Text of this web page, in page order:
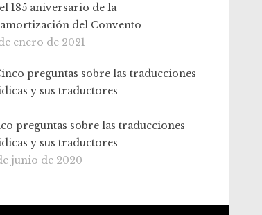
185 aniversario de la
del Convento
enero de 2021
preguntas sobre las traducciones
y sus traductores
junio de 2020